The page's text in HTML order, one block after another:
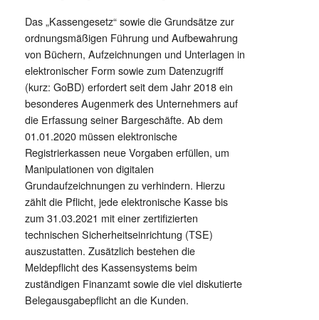
Das „Kassengesetz“ sowie die Grundsätze zur
ordnungsmäßigen Führung und Aufbewahrung
von Büchern, Aufzeichnungen und Unterlagen in
elektronischer Form sowie zum Datenzugriff
(kurz: GoBD) erfordert seit dem Jahr 2018 ein
besonderes Augenmerk des Unternehmers auf
die Erfassung seiner Bargeschäfte. Ab dem
01.01.2020 müssen elektronische
Registrierkassen neue Vorgaben erfüllen, um
Manipulationen von digitalen
Grundaufzeichnungen zu verhindern. Hierzu
zählt die Pflicht, jede elektronische Kasse bis
zum 31.03.2021 mit einer zertifizierten
technischen Sicherheitseinrichtung (TSE)
auszustatten. Zusätzlich bestehen die
Meldepflicht des Kassensystems beim
zuständigen Finanzamt sowie die viel diskutierte
Belegausgabepflicht an die Kunden.